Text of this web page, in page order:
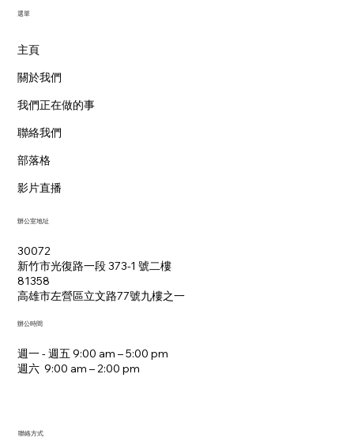
主頁
關於我們
我們正在做的事
聯絡我們
部落格
影片直播
​選單
辦公室地址
30072
新竹市光復路一段 373-1 號二樓
81358
​高雄市左營區立文路77號九樓之一
週一 - 週五 9:00 am – 5:00 pm
週六 9:00 am – 2:00 pm​
辦公時間
聯絡方式